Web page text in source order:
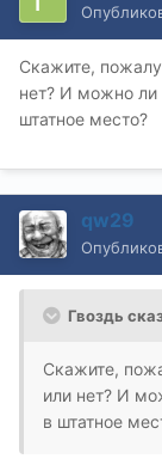
Скажите,
нет? И можно ли
штатное место?
qw29
Гвоздь
Скажите,
или нет? И
в штатное